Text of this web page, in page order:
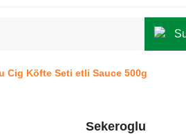
Cig Köfte Seti etli Sauce 500g
Sekeroglu